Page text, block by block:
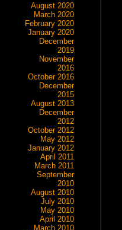
August 2020
March 2020
February 2020
January 2020
December
2019
November
2016
October 2016
December
2015
August 2013
December
2012
October 2012
May 2012
January 2012
April 2011
March 2011
September
2010
August 2010
July 2010
May 2010
April 2010
March 2010